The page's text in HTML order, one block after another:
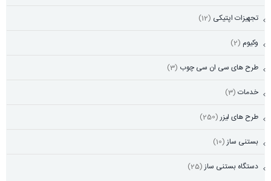
تجهیزات اپتیکی (12)
وکیوم (2)
طرح های سی ان سی چوب (3)
خدمات (3)
طرح های لیزر (250)
بستنی ساز (10)
دستگاه بستنی ساز (25)